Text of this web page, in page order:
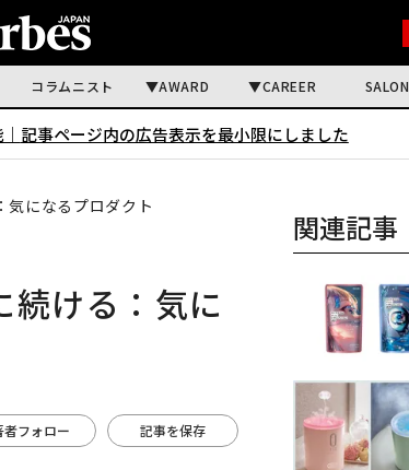
コラムニスト AWARD CAREER SALON
記事ページ内の広告表示を最小限にしました
気になるプロダクト
続ける：気に
者フォロー 記事を保存
関連記事